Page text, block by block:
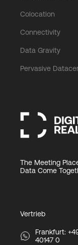
Colocation
Connectivity
Data Gravity
Pervasive
The Meeting
Data Come
Vertrieb
Frankfurt:
40147 0